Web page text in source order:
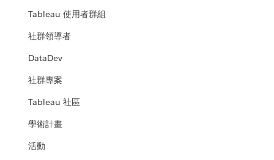
Tableau 使用者群組
社群領導者
DataDev
社群專案
Tableau 社區
學術計畫
活動